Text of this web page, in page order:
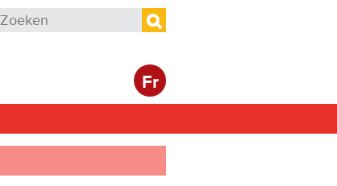
Zoekveld
Zoeken
Fr